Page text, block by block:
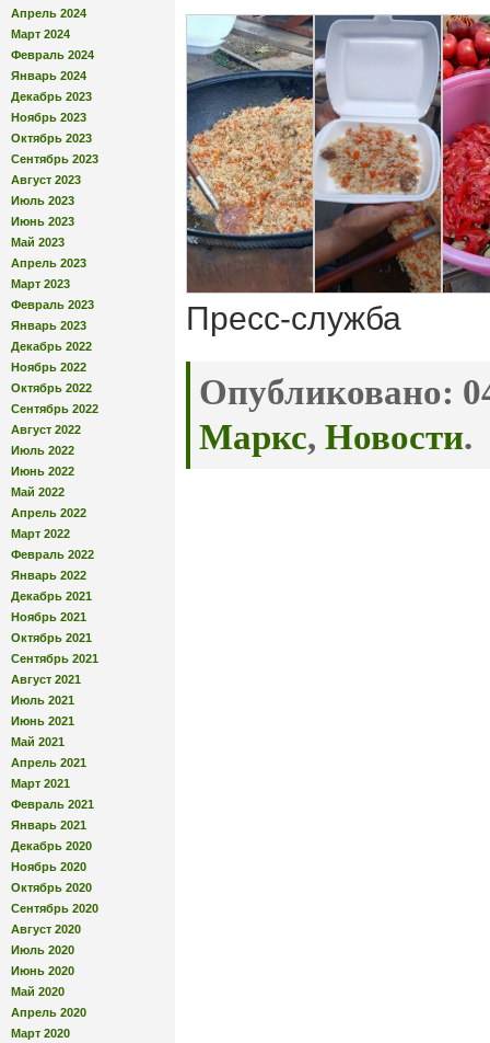
Апрель 2024
Март 2024
Февраль 2024
Январь 2024
Декабрь 2023
Ноябрь 2023
Октябрь 2023
Сентябрь 2023
Август 2023
Июль 2023
Июнь 2023
Май 2023
Апрель 2023
Март 2023
Февраль 2023
Январь 2023
Декабрь 2022
Ноябрь 2022
Октябрь 2022
Сентябрь 2022
Август 2022
Июль 2022
Июнь 2022
Май 2022
Апрель 2022
Март 2022
Февраль 2022
Январь 2022
Декабрь 2021
Ноябрь 2021
Октябрь 2021
Сентябрь 2021
Август 2021
Июль 2021
Июнь 2021
Май 2021
Апрель 2021
Март 2021
Февраль 2021
Январь 2021
Декабрь 2020
Ноябрь 2020
Октябрь 2020
Сентябрь 2020
Август 2020
Июль 2020
Июнь 2020
Май 2020
Апрель 2020
Март 2020
Пресс-служба
Опубликовано:
Маркс, Новости.